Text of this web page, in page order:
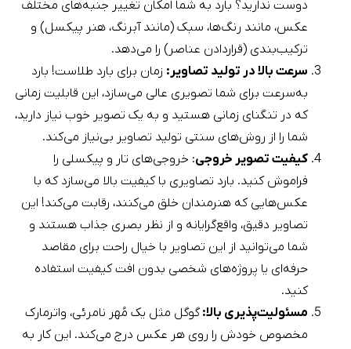
دوست ندارید؟ بارد به شما امکان تغییر جنبه‌های مختلف
عکس، مانند رنگ‌ها، سبک (مانند آبرنگ، هنر پیکسل) و
ترکیب‌بندی (قراردادن عناصر) را می‌دهد.
سرعت بالا در تولید تصاویر: زمان برای بارد طلاست! بارد
به‌سرعت برای شما تصویری عالی می‌سازد، این قابلیت زمانی
که در تنگنای زمانی هستید و به یک تصویر خوب نیاز دارید،
شما را از روش‌های سنتی تولید تصاویر بی‌نیاز می‌کند.
کیفیت تصویر خروجی: خروجی‌های تار و پیکسلی را
فراموش کنید. بارد تصاویری با کیفیت بالا می‌سازد که با
عکس‌هایی که هنرمندان خلق می‌کنند، رقابت می‌کند! این
تصاویر دقیق، واقع‌گرایانه و از نظر بصری جذاب هستند و
شما می‌توانید از این تصاویر با خیال راحت برای مقاصد
حرفه‌ای یا پروژه‌های شخصی بدون افت کیفیت استفاده
کنید.
مسئولیت‌پذیری بالا:گوگل مثل یک مُهر نامرئی، واترمارک
مخصوص خودش را روی هر عکس درج می‌کند. این کار به